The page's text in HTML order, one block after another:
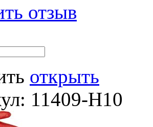
отзыв
открыть
11409-H10